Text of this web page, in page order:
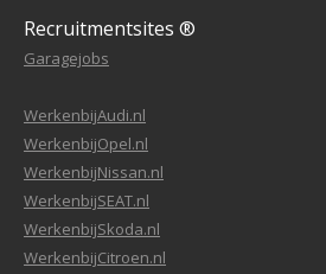
Recruitmentsites ®
Garagejobs
WerkenbijAudi.nl
WerkenbijOpel.nl
WerkenbijNissan.nl
WerkenbijSEAT.nl
WerkenbijSkoda.nl
WerkenbijCitroen.nl